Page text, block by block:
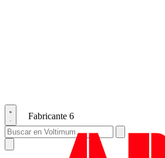
Fabricante 6